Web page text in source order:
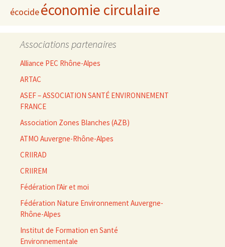
écocideéconomie circulaire
Associations partenaires
Alliance PEC Rhône-Alpes
ARTAC
ASEF – ASSOCIATION SANTÉ ENVIRONNEMENT
FRANCE
Association Zones Blanches (AZB)
ATMO Auvergne-Rhône-Alpes
CRIIRAD
CRIIREM
Fédération l'Air et moi
Fédération Nature Environnement Auvergne-
Rhône-Alpes
Institut de Formation en Santé
Environnementale